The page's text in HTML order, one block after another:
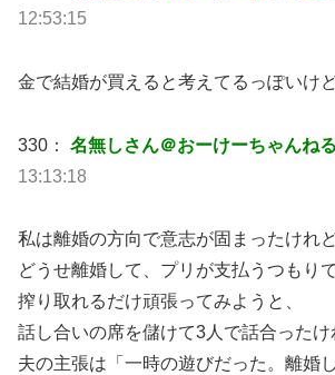
12:53:15
金で結婚が買えると考えてるっぽいけ
330： 名無しさん＠おーけーちゃんねる
13:13:18
私は離婚の方向で意志が固まったけれど
どうせ離婚して、プリが支払うつもり
搾り取れるだけ頑張ってみようと、
話し合いの席を儲けて3人で話合ったけ
夫の主張は「一時の遊びだった。離婚